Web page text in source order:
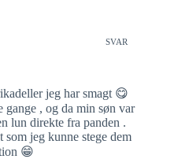
SVAR
jeg har smagt 😋
gange , og da min søn var
lun direkte fra panden .
som jeg kunne stege dem
😁